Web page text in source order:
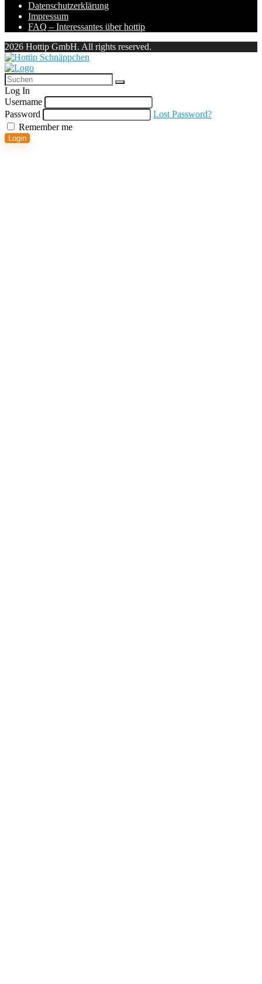
Datenschutzerklärung
Impressum
FAQ – Interessantes über hottip
2026 Hottip GmbH. All rights reserved.
Log In
Username
Password
Lost Password?
Remember me
Login